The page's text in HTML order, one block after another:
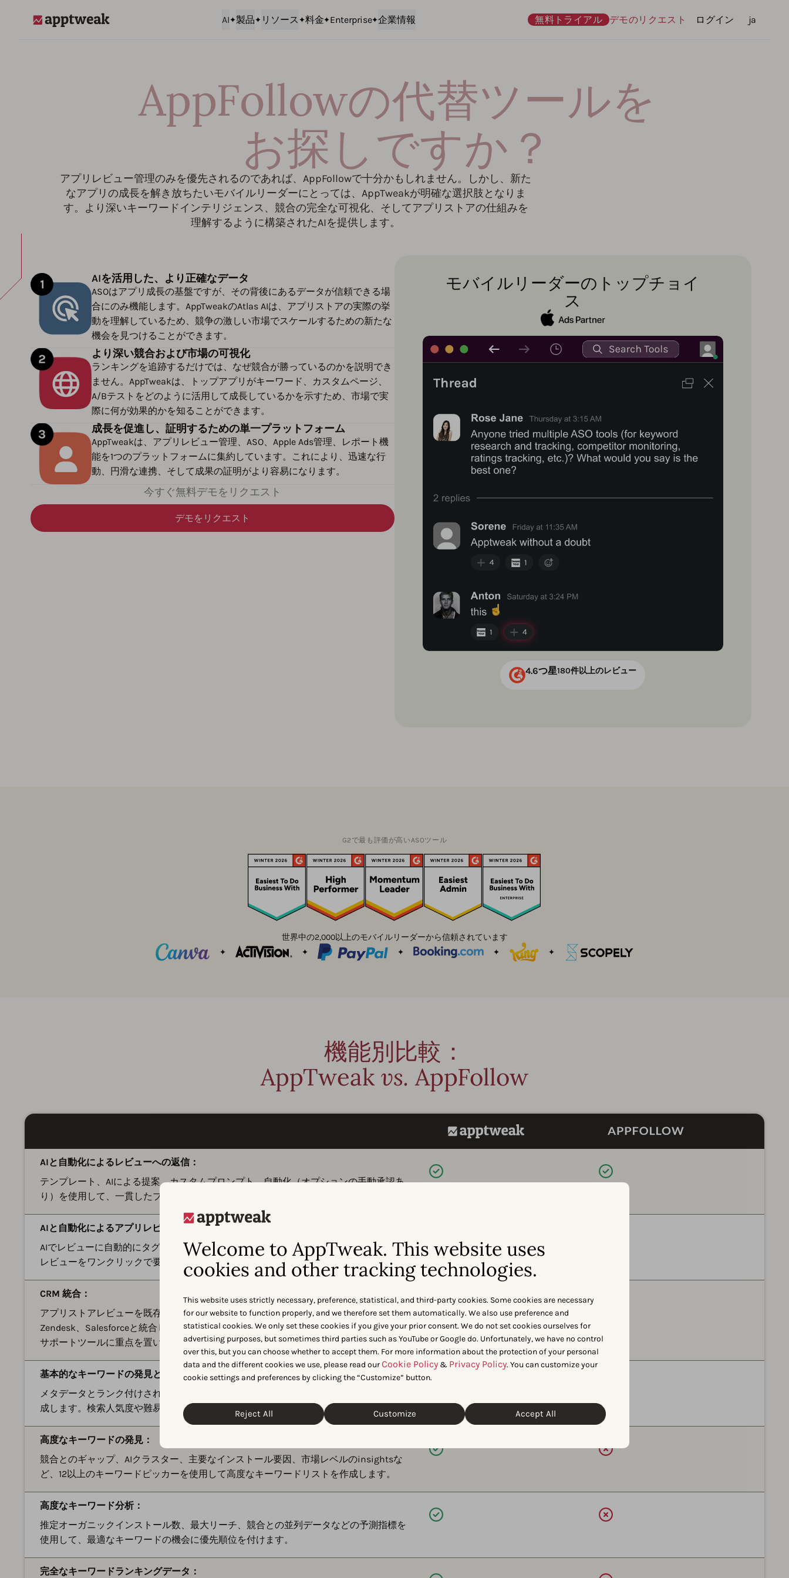
Welcome to AppTweak. This website uses
cookies and other tracking technologies.
This website uses strictly necessary, preference, statistical, and third-party cookies. Some cookies are necessary
for our website to function properly, and we therefore set them automatically. We also use preference and
statistical cookies. We only set these cookies if you give your prior consent. We do not set cookies ourselves for
advertising purposes, but sometimes third parties such as YouTube or Google do. Unfortunately, we have no control
over this, but you can choose whether to accept them. For more information about the protection of your personal
data and the different cookies we use, please read ourCookie Policy & Privacy Policy. You can customize your
cookie settings and preferences by clicking the “Customize” button.
Reject All Customize Accept All
AI 製品 リソース 料金 Enterprise 企業情報 無料トライアル デモのリクエスト ログイン 言語
ja
AppFollowの代替ツールを
お探しですか？
アプリレビュー管理のみを優先されるのであれば、AppFollowで十分かもしれません。しかし、新た
なアプリの成長を解き放ちたいモバイルリーダーにとっては、AppTweakが明確な選択肢となりま
す。より深いキーワードインテリジェンス、競合の完全な可視化、そしてアプリストアの仕組みを
理解するように構築されたAIを提供します。
AIを活用した、より正確なデータ
ASOはアプリ成長の基盤ですが、その背後にあるデータが信頼できる場
合にのみ機能します。AppTweakのAtlas AIは、アプリストアの実際の挙
動を理解しているため、競争の激しい市場でスケールするための新たな
機会を見つけることができます。
より深い競合および市場の可視化
ランキングを追跡するだけでは、なぜ競合が勝っているのかを説明でき
ません。AppTweakは、トップアプリがキーワード、カスタムページ、
A/Bテストをどのように活用して成長しているかを示すため、市場で実
際に何が効果的かを知ることができます。
成長を促進し、証明するための単一プラットフォーム
AppTweakは、アプリレビュー管理、ASO、Apple Ads管理、レポート機
能を1つのプラットフォームに集約しています。これにより、迅速な行
動、円滑な連携、そして成果の証明がより容易になります。
今すぐ無料デモをリクエスト
デモをリクエスト
モバイルリーダーのトップチョイ
ス
4.6つ星180件以上のレビュー
G2で最も評価が高いASOツール
世界中の2,000以上のモバイルリーダーから信頼されています
機能別比較：
AppTweakvs. AppFollow
AIと自動化によるレビューへの返信：
テンプレート、AIによる提案、カスタムプロンプト、自動化（オプションの手動承認あ
り）を使用して、一貫したブランドボイスで大規模に返信できます。
利用可能 利用可能
AIと自動化によるアプリレビュー分析：
AIでレビューに自動的にタグ付けし、フィードバックの傾向を長期的に監視し、数千の
レビューをワンクリックで要約します。
CRM 統合：
アプリストアレビューを既存のワークフローに集約します。AppTweakはSlack、
Zendesk、Salesforceと統合します。AppFollowは、TrustpilotやIntercomなどの追加の
サポートツールに重点を置いています。
利用可能
基本的なキーワードの発見と分析：
メタデータとランク付けされたキーワードを使用して、基本的なキーワードリストを作
成します。検索人気度や難易度などの標準的な指標を分析します。
利用可能
高度なキーワードの発見：
競合とのギャップ、AIクラスター、主要なインストール要因、市場レベルのinsightsな
ど、12以上のキーワードピッカーを使用して高度なキーワードリストを作成します。
利用可能 利用可能
高度なキーワード分析：
推定オーガニックインストール数、最大リーチ、競合との並列データなどの予測指標を
使用して、最適なキーワードの機会に優先順位を付けます。
利用可能 利用可能
完全なキーワードランキングデータ：